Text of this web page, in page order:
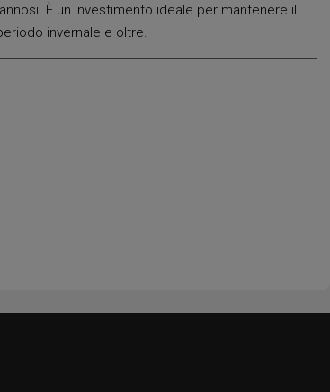
È un investimento ideale per mantenere il
invernale e oltre.